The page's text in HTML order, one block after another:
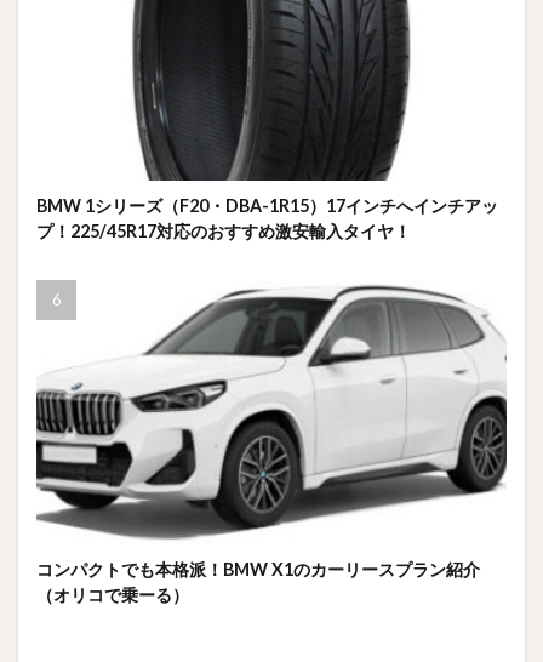
BMW 1シリーズ（F20・DBA-1R15）17インチへインチアッ
プ！225/45R17対応のおすすめ激安輸入タイヤ！
コンパクトでも本格派！BMW X1のカーリースプラン紹介
（オリコで乗ーる）